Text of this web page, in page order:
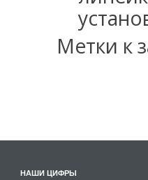
Метки к
НАШИ ЦИФРЫ